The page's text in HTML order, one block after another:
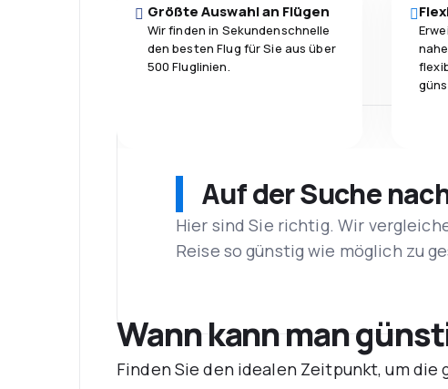
Größte Auswahl an Flügen
Wir finden in Sekundenschnelle
den besten Flug für Sie aus über
500 Fluglinien.
Auf der Suche
Hier sind Sie richtig. Wir
Reise so günstig wie möglich zu
Wann kann man
Finden Sie den idealen Zeitpunkt, um